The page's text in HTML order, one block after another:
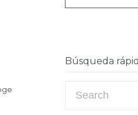
Búsqueda